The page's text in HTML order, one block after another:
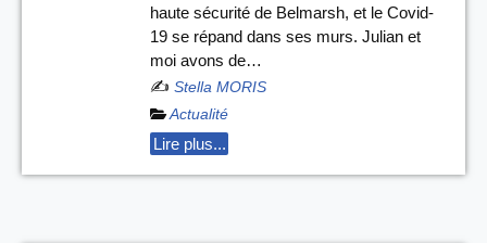
haute sécurité de Belmarsh, et le Covid-
19 se répand dans ses murs. Julian et
moi avons de…
✍️ Stella MORIS
Actualité
Lire plus...